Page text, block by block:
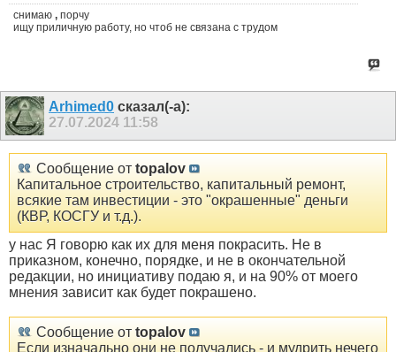
снимаю , порчу
ищу приличную работу, но чтоб не связана с трудом
Arhimed0 сказал(-а):
27.07.2024 11:58
Сообщение от topalov
Капитальное строительство, капитальный ремонт,
всякие там инвестиции - это "окрашенные" деньги
(КВР, КОСГУ и т.д.).
у нас Я говорю как их для меня покрасить. Не в
приказном, конечно, порядке, и не в окончательной
редакции, но инициативу подаю я, и на 90% от моего
мнения зависит как будет покрашено.
Сообщение от topalov
Если изначально они не получались - и мудрить нечего